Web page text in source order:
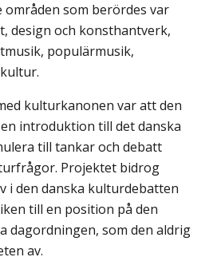
områden som berördes var
design och konsthantverk,
populärmusik,
kulturkanonen var att den
introduktion till det danska
till tankar och debatt
Projektet bidrog
i den danska kulturdebatten
till en position på den
dagordningen, som den aldrig
av.